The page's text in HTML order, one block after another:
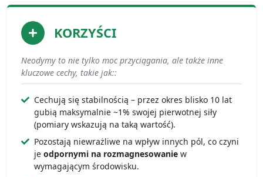
KORZYŚCI
Neodymy to nie tylko moc przyciągania, ale także inne
kluczowe cechy, takie jak::
Cechują się stabilnością – przez okres blisko 10 lat
gubią maksymalnie ~1% swojej pierwotnej siły
(pomiary wskazują na taką wartość).
Pozostają niewrażliwe na wpływ innych pól, co czyni
je odpornymi na rozmagnesowanie w
wymagającym środowisku.